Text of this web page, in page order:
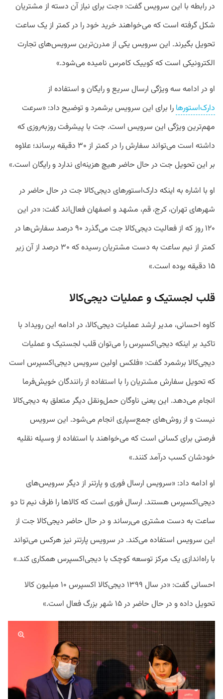
در رابطه با این سرویس گفت:‌ «جت برای نیاز آن دسته از مشتریان
شکل گرفته‌ است که می‌خواهند خرید خود را در کمتر از یک ساعت
تحویل بگیرند. این سرویس یکی از مدرن‌ترین سرویس‌های تجارت
الکترونیکی است که کوییک کامرس نامیده می‌شود.»
او در ادامه سه ویژگی ارسال سریع و رایگان و استفاده از
دارک‌استورها را برای این سرویس برشمرد و توضیح داد‌: «سرعت
مهم‌ترین ویژگی این سرویس است. جت با پیشرفت روزبه‌روزی که
داشته است می‌تواند سفارش را در کمتر از ۳۰ دقیقه برساند؛ علاوه
بر این تحویل جت در حال حاضر هیچ هزینه‌ای ندارد و رایگان است.»
او با اشاره به اینکه دارک‌استورهای دیجی‌کالا جت در حال حاضر در
شهرهای تهران، کرج، قم، مشهد و اصفهان فعال‌اند گفت:‌ «در این
۱۲۰ روز که از فعالیت دیجی‌کالا جت می‌گذرد ۹۰ درصد سفارش‌ها در
کمتر از نیم ساعت به دست مشتریان رسیده که ۳۰ درصد از آن زیر
۱۵ دقیقه بوده است.»
قلب لجستیک و عملیات دیجی‌کالا
کاوه احسانی، مدیر ارشد عملیات دیجی‌کالا، در ادامه این رویداد با
تاکید بر اینکه دیجی‌اکسپرس را می‌توان قلب لجستیک و عملیات
دیجی‌کالا برشمرد گفت: «فلکس اولین سرویس دیجی‌اکسپرس است
که تحویل سفارش مشتریان را با استفاده از رانندگان خویش‌فرما
انجام می‌دهد. این یعنی ناوگان حمل‌ونقل دیگر متعلق به دیجی‌کالا
نیست و از روش‌های جمع‌سپاری انجام می‌شود. این سرویس
فرصتی برای کسانی است که می‌خواهند با استفاده از وسیله نقلیه
خودشان کسب درآمد کنند.»
او ادامه داد: «سرویس ارسال فوری و پارتنر از دیگر سرویس‌های
دیجی‌اکسپرس هستند. ارسال فوری است که کالاها را ظرف نیم تا دو
ساعت به دست مشتری می‌رساند و در حال حاضر دیجی‌کالا جت از
این سرویس استفاده می‌کند. در سرویس پارتنر نیز هرکس می‌تواند
با راه‌اندازی یک مرکز توسعه کوچک با دیجی‌اکسپرس همکاری کند.»
احسانی گفت: «در سال ۱۳۹۹ دیجی‌کالا اکسپرس ۱۰ میلیون کالا
تحویل داده و در حال حاضر در ۱۵ شهر بزرگ فعال است.»